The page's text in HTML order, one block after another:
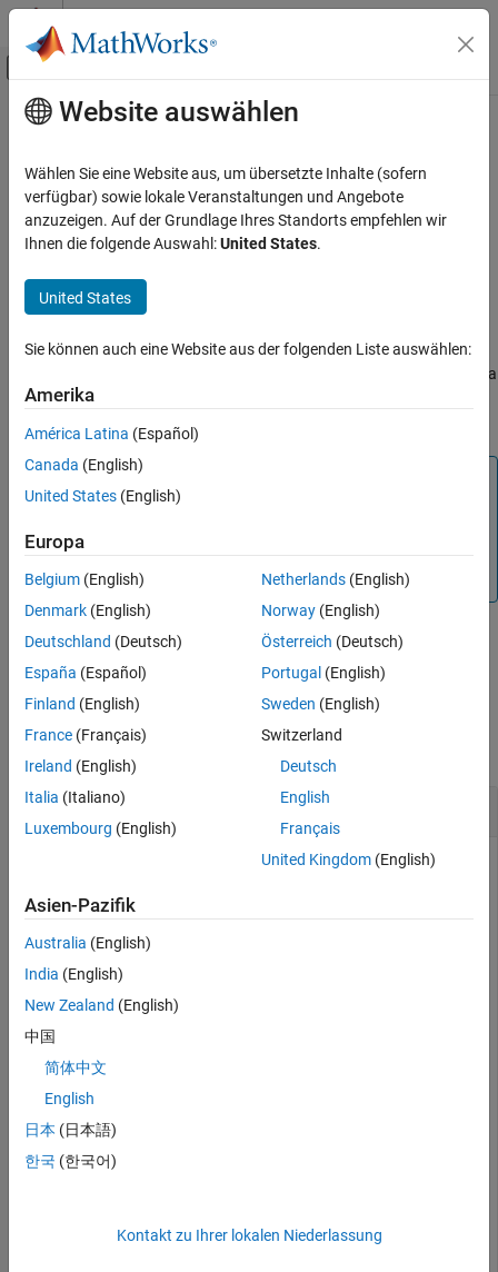
Weiter zum Inhalt
Umschaltung für Off-Canvas-
Startseite der Dokumentation
Industrial Communication Toolbox
OPC Standards Communication
Unified Architecture
getAllChildren
Description
Examples
Input Arguments
Output Arguments
Version History
Hauptinhalt
getAllChildren
Recursively retrieve all children of OPC UA server node
collapse all in page
childNodes = getAllChildren(startNode)
returns all children of a
given node as a vector of node objects, including all children
Note
This function is memory intensive. Use it only when
property of the node, or searching withbrowseNamespace,
findNodeByName findNodeById.
Examples
collapse all
Retrieve Children Nodes of Specific Node
Create an OPC UA client object and connect to an OPC UA
uaClient = opcua(
serverNode = uaClient.Namespace(1);
Retrieve children nodes of the specified node.
Website auswählen
Wählen Sie eine Website aus, um übersetzte Inhalte (sofern
verfügbar) sowie lokale Veranstaltungen und Angebote
anzuzeigen. Auf der Grundlage Ihres Standorts empfehlen wir
Ihnen die folgende Auswahl:United States.
United States
Sie können auch eine Website aus der folgenden Liste auswählen:
Amerika
América Latina (Español)
Canada (English)
United States (English)
Europa
Belgium (English)
Denmark (English)
Deutschland (Deutsch)
España (Español)
Finland (English)
France (Français)
Ireland (English)
Italia (Italiano)
Luxembourg (English)
Netherlands(English)
Norway(English)
Österreich (Deutsch)
Portugal (English)
Sweden (English)
Switzerland
Deutsch
English
Français
United Kingdom(English)
Asien-Pazifik
Australia (English)
India (English)
New Zealand (English)
中国
简体中文
English
日本 (日本語)
한국 (한국어)
Kontakt zu Ihrer lokalen Niederlassung